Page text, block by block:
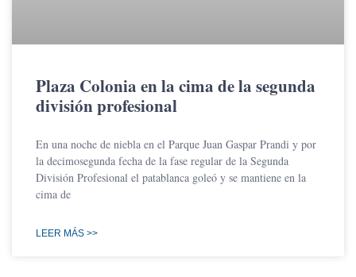
Plaza Colonia en la cima de la segunda
división profesional
En una noche de niebla en el Parque Juan Gaspar Prandi y por
la decimosegunda fecha de la fase regular de la Segunda
División Profesional el patablanca goleó y se mantiene en la
cima de
LEER MÁS >>